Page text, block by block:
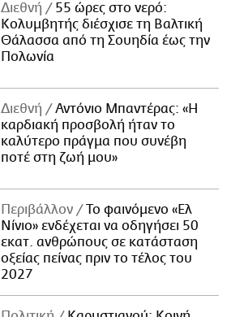
Διεθνή
55 ώρες στο νερό:
Κολυμβητής διέσχισε τη Βαλτική
Θάλασσα από τη Σουηδία έως την
Πολωνία
Διεθνή
Αντόνιο Μπαντέρας: «Η
καρδιακή προσβολή ήταν το
καλύτερο πράγμα που συνέβη
ποτέ στη ζωή μου»
Περιβάλλον
Το φαινόμενο «Ελ
Νίνιο» ενδέχεται να οδηγήσει 50
εκατ. ανθρώπους σε κατάσταση
οξείας πείνας πριν το τέλος του
2027